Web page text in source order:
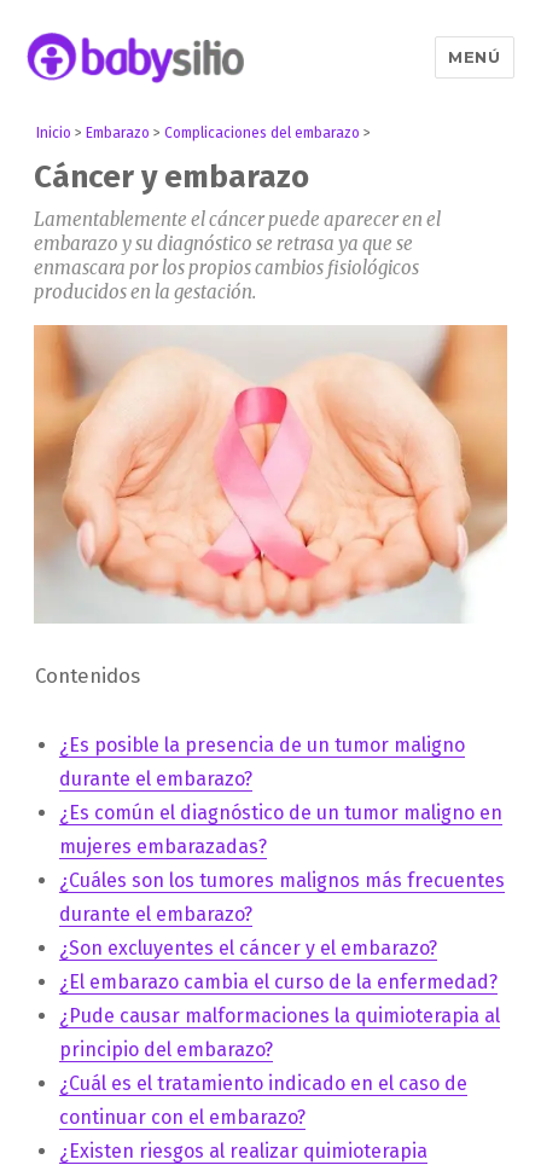
MENÚ
Inicio > Embarazo >Complicaciones del embarazo >
Cáncer y embarazo
Lamentablemente el cáncer puede aparecer en el
embarazo y su diagnóstico se retrasa ya que se
enmascara por los propios cambios fisiológicos
producidos en la gestación.
Contenidos
¿Es posible la presencia de un tumor maligno
durante el embarazo?
¿Es común el diagnóstico de un tumor maligno en
mujeres embarazadas?
¿Cuáles son los tumores malignos más frecuentes
durante el embarazo?
¿Son excluyentes el cáncer y el embarazo?
¿El embarazo cambia el curso de la enfermedad?
¿Pude causar malformaciones la quimioterapia al
principio del embarazo?
¿Cuál es el tratamiento indicado en el caso de
continuar con el embarazo?
¿Existen riesgos al realizar quimioterapia